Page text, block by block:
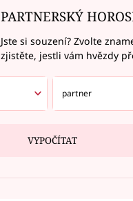
PARTNERSKÝ
Jste si souzení? Zvolte
zjistěte, jestli vám hvězdy
VYPOČÍTAT